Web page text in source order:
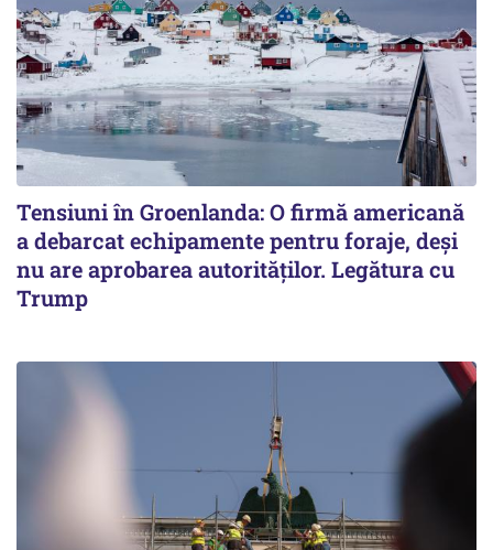
Tensiuni în Groenlanda: O firmă americană
a debarcat echipamente pentru foraje, deși
nu are aprobarea autorităților. Legătura cu
Trump